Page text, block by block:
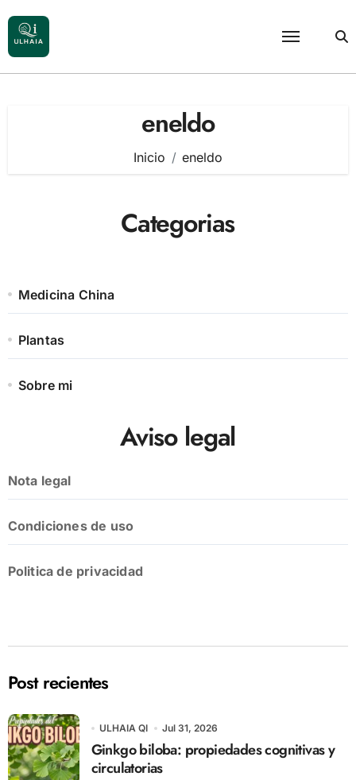
al
contenido
eneldo
Inicio eneldo
Categorias
Medicina China
Plantas
Sobre mi
Aviso legal
Nota legal
Condiciones de uso
Politica de privacidad
Post recientes
ULHAIA QI Jul 31, 2026
Ginkgo biloba: propiedades cognitivas y
circulatorias